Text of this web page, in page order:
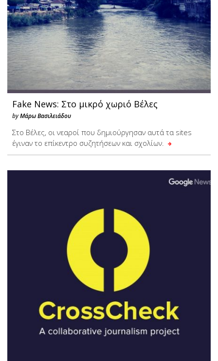
Fake News: Στο μικρό χωριό Βέλες
byΜάρω Βασιλειάδου
Στο Βέλες, οι νεαροί που δημιούργησαν αυτά τα sites
έγιναν το επίκεντρο συζητήσεων και σχολίων.